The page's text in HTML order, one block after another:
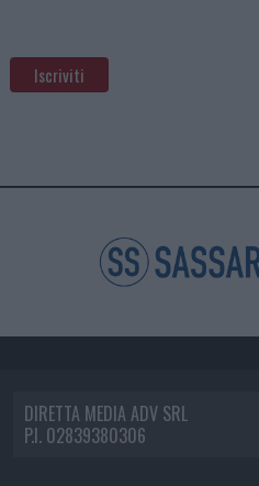
DIRETTA MEDIA ADV SRL
P.I. 02839380306